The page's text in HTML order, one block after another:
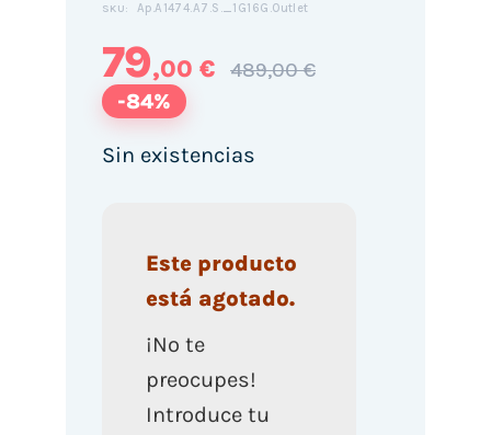
SKU: Ap.A1474.A7.S._1G16G.Outlet
79,00 € 489,00 €
-84%
Sin existencias
Este producto
está agotado.
¡No te
preocupes!
Introduce tu